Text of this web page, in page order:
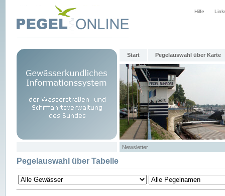
Hilfe
Start Pegelauswahl über Karte
Newsletter
Pegelauswahl über Tabelle